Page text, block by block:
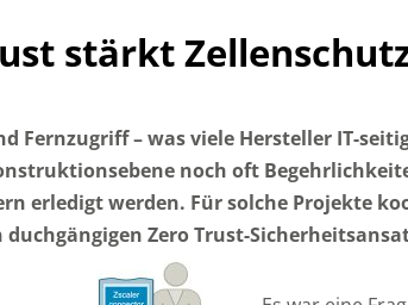
stärkt
Fernzugriff – was viele Hersteller IT-
noch oft
erledigt werden. Für solche Projekte
duchgängigen Zero Trust-